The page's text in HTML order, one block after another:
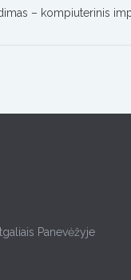
– kompiuterinis
Panevėžyje